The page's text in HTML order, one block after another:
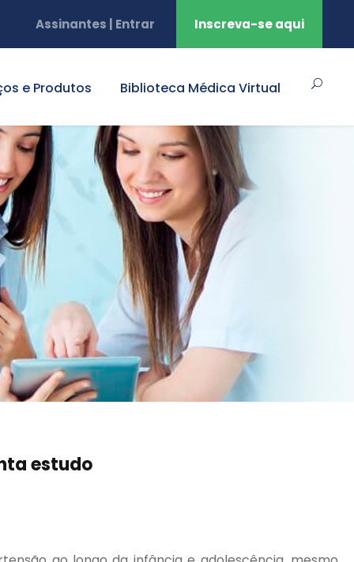
Assinantes | Entrar Inscreva-se aqui
e Produtos Biblioteca Médica Virtual
estudo